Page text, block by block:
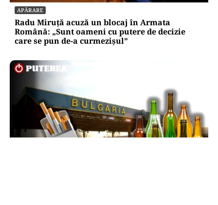
APĂRARE
Radu Miruță acuză un blocaj în Armata
Română: „Sunt oameni cu putere de decizie
care se pun de-a curmezișul”